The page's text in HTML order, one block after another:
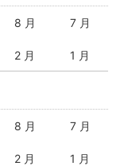
8 月 7 月
2 月 1 月
8 月 7 月
2 月 1 月